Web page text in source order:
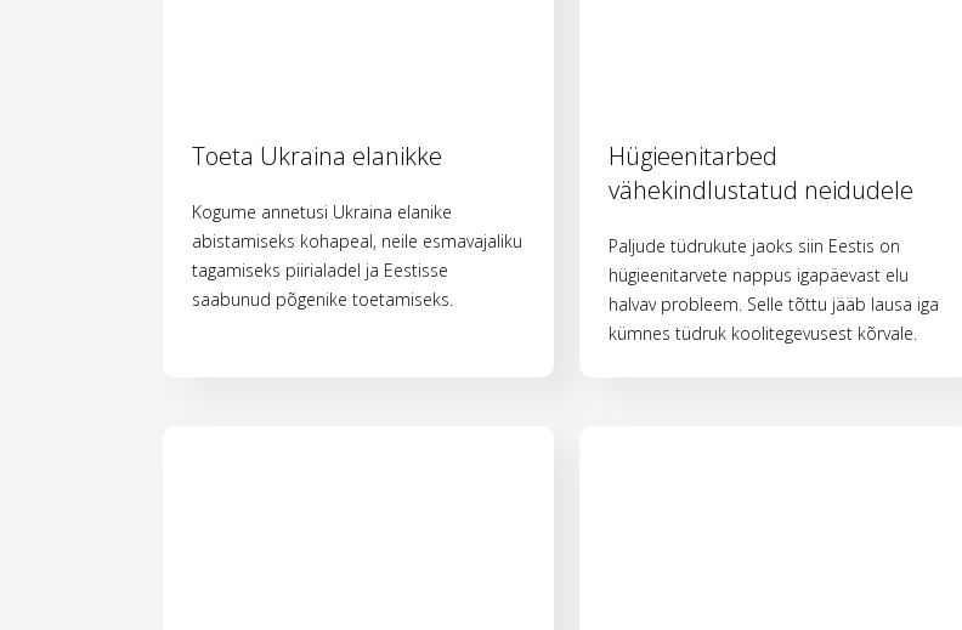
Toeta Ukraina elanikke
Kogume annetusi Ukraina elanike
abistamiseks kohapeal, neile esmavajaliku
tagamiseks piirialadel ja Eestisse
saabunud põgenike toetamiseks.
Hügieenitarbed
vähekindlustatud neidudele
Paljude tüdrukute jaoks siin Eestis on
hügieenitarvete nappus igapäevast elu
halvav probleem. Selle tõttu jääb lausa iga
kümnes tüdruk koolitegevusest kõrvale.